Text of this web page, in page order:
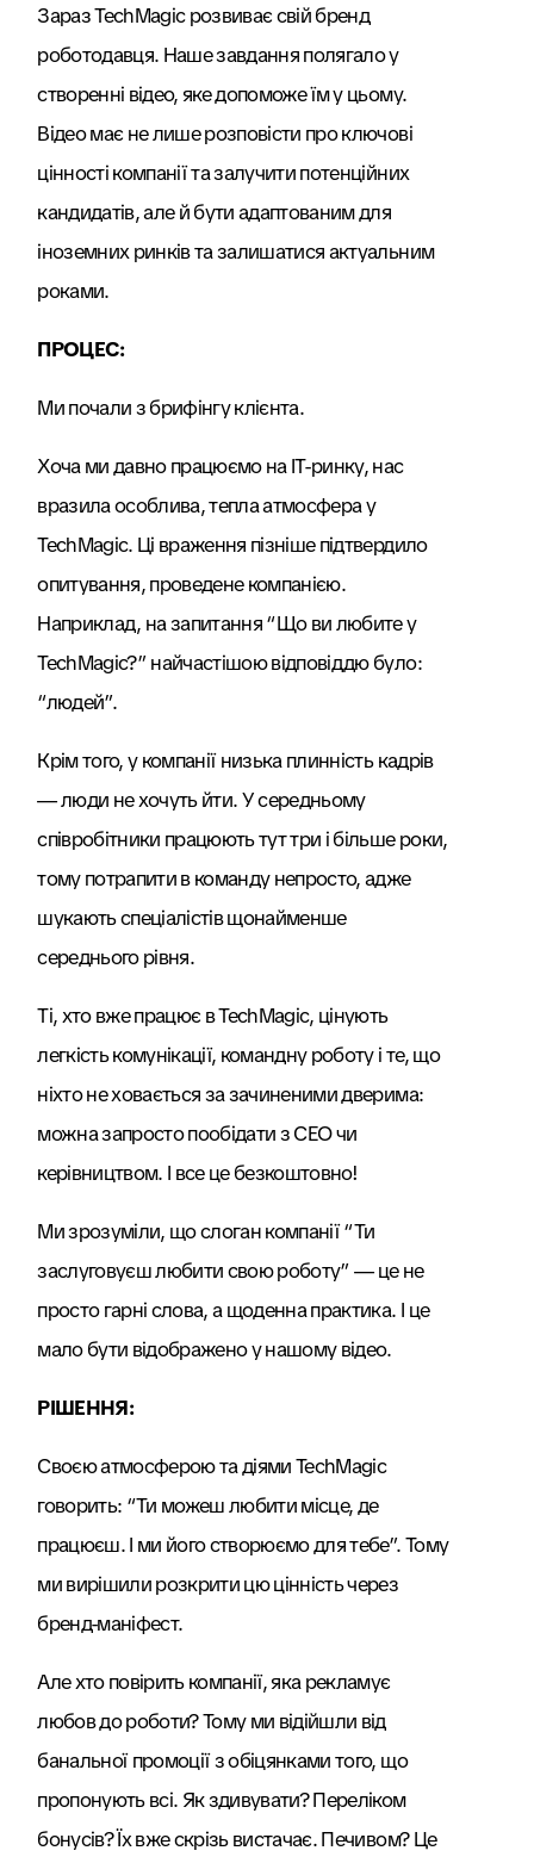
Зараз TechMagic розвиває свій бренд
роботодавця. Наше завдання полягало у
створенні відео, яке допоможе їм у цьому.
Відео має не лише розповісти про ключові
цінності компанії та залучити потенційних
кандидатів, але й бути адаптованим для
іноземних ринків та залишатися актуальним
роками.
ПРОЦЕС:
Ми почали з брифінгу клієнта.
Хоча ми давно працюємо на IT-ринку, нас
вразила особлива, тепла атмосфера у
TechMagic. Ці враження пізніше підтвердило
опитування, проведене компанією.
Наприклад, на запитання “Що ви любите у
TechMagic?” найчастішою відповіддю було:
“людей”.
Крім того, у компанії низька плинність кадрів
— люди не хочуть йти. У середньому
співробітники працюють тут три і більше роки,
тому потрапити в команду непросто, адже
шукають спеціалістів щонайменше
середнього рівня.
Ті, хто вже працює в TechMagic, цінують
легкість комунікації, командну роботу і те, що
ніхто не ховається за зачиненими дверима:
можна запросто пообідати з CEO чи
керівництвом. І все це безкоштовно!
Ми зрозуміли, що слоган компанії “Ти
заслуговуєш любити свою роботу” — це не
просто гарні слова, а щоденна практика. І це
мало бути відображено у нашому відео.
РІШЕННЯ:
Своєю атмосферою та діями TechMagic
говорить: “Ти можеш любити місце, де
працюєш. І ми його створюємо для тебе”. Тому
ми вирішили розкрити цю цінність через
бренд-маніфест.
Але хто повірить компанії, яка рекламує
любов до роботи? Тому ми відійшли від
банальної промоції з обіцянками того, що
пропонують всі. Як здивувати? Переліком
бонусів? Їх вже скрізь вистачає. Печивом? Це